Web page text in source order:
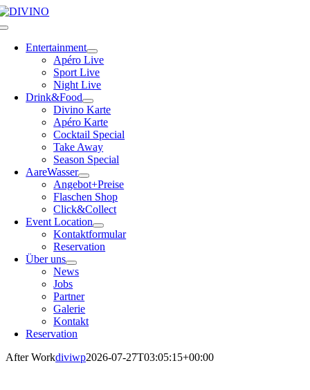
Skip
to
Toggle
NavigationEntertainment
Apéro Live
Sport Live
Night Live
Drink&Food
Divino Karte
Apéro Karte
Cocktail Special
Take Away
Season Special
AareWasser
Angebot+Preise
Flaschen Shop
Click&Collect
Event Location
Kontaktformular
Reservation
Über uns
News
Jobs
Partner
Galerie
Kontakt
Reservation
After Workdiviwp2026-07-27T03:05:15+00:00